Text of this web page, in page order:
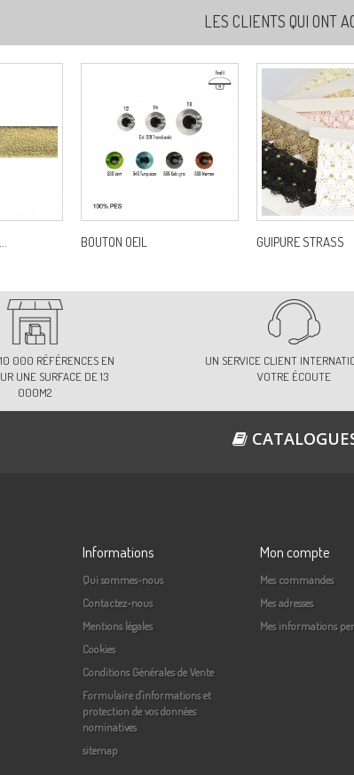
LES CLIENTS QUI ONT
BOUTON OEIL GUIPURE STRASS
000 RÉFÉRENCES EN
UNE SURFACE DE 13
000M2
UN SERVICE CLIENT
VOTRE ÉCOUTE
Informations
Qui sommes-nous
Contactez-nous
Mentions légales
Cookies
Conditions Générales de Vente
Formulaire d'informations et
protection de vos données
nominatives
sitemap
Mon compte
Mes commandes
Mes adresses
Mes informations